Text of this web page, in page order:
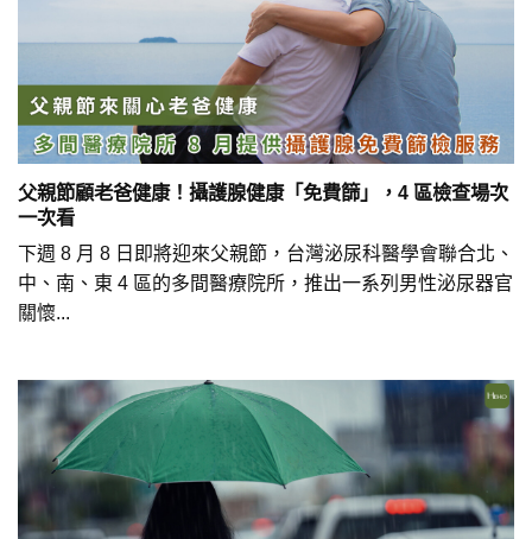
父親節顧老爸健康！攝護腺健康「免費篩」，4 區檢查場次
一次看
下週 8 月 8 日即將迎來父親節，台灣泌尿科醫學會聯合北、
中、南、東 4 區的多間醫療院所，推出一系列男性泌尿器官
關懷...